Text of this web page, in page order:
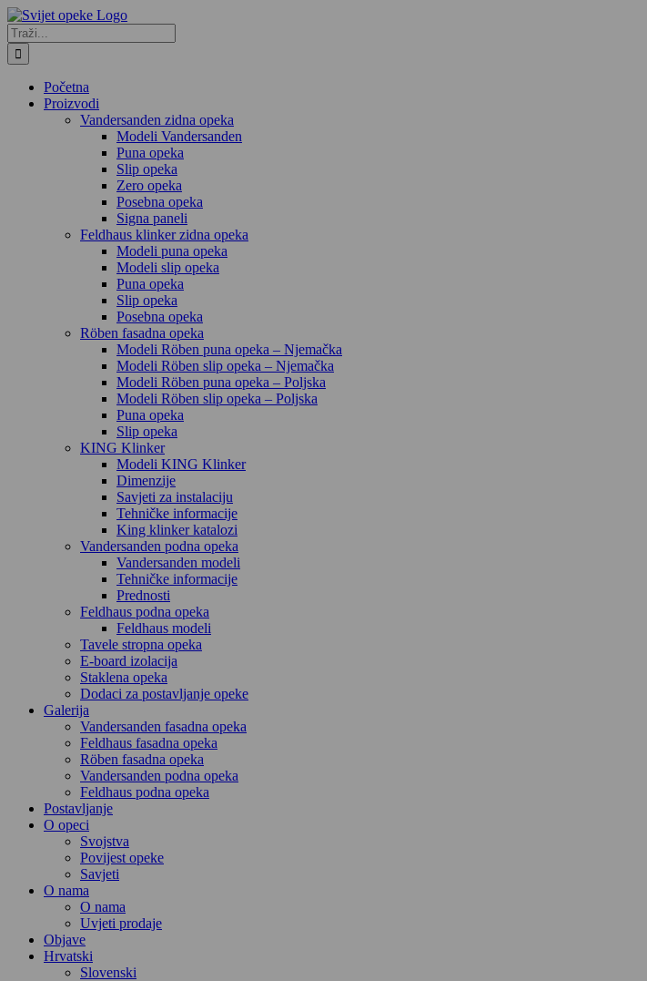
Skip
to
content
Traži...
Početna
Proizvodi
Vandersanden zidna opeka
Modeli Vandersanden
Puna opeka
Slip opeka
Zero opeka
Posebna opeka
Signa paneli
Feldhaus klinker zidna opeka
Modeli puna opeka
Modeli slip opeka
Puna opeka
Slip opeka
Posebna opeka
Röben fasadna opeka
Modeli Röben puna opeka – Njemačka
Modeli Röben slip opeka – Njemačka
Modeli Röben puna opeka – Poljska
Modeli Röben slip opeka – Poljska
Puna opeka
Slip opeka
KING Klinker
Modeli KING Klinker
Dimenzije
Savjeti za instalaciju
Tehničke informacije
King klinker katalozi
Vandersanden podna opeka
Vandersanden modeli
Tehničke informacije
Prednosti
Feldhaus podna opeka
Feldhaus modeli
Tavele stropna opeka
E-board izolacija
Staklena opeka
Dodaci za postavljanje opeke
Galerija
Vandersanden fasadna opeka
Feldhaus fasadna opeka
Röben fasadna opeka
Vandersanden podna opeka
Feldhaus podna opeka
Postavljanje
O opeci
Svojstva
Povijest opeke
Savjeti
O nama
O nama
Uvjeti prodaje
Objave
Hrvatski
Slovenski